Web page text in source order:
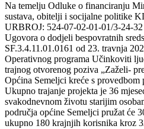
Na temelju Odluke o financiranju
sustava, obitelji i socijalne politike
URBROJ: 524-07-02-01-01/3-24-
Ugovora o dodjeli bespovratnih
SF.3.4.11.01.0161 od 23. travnja
Operativnog programa Učinkoviti
trajnog otvorenog poziva „Zaželi-
Općina Semeljci kreće s provedbom
Ukupno trajanje projekta je 36
svakodnevnom životu starijim
područja općine Semeljci pružat će
ukupno 180 krajnjih korisnika kroz